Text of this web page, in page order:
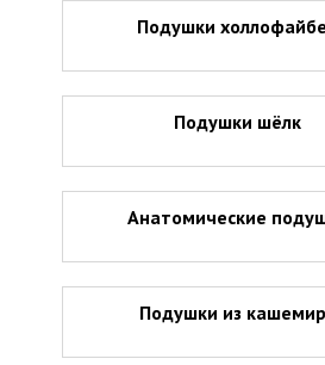
Подушки
Подушки шёлк
Анатомические
Подушки из